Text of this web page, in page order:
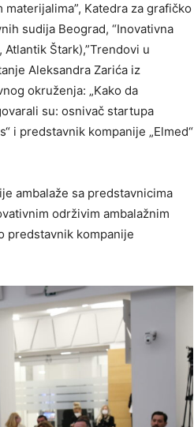
Katedra za grafičko
sudija Beograd, “Inovativna
Štark),”Trendovi u
Aleksandra Zarića iz
okruženja: „Kako da
su: osnivač startupa
i predstavnik kompanije „Elmed“
ambalaže sa predstavnicima
održivim ambalažnim
predstavnik kompanije